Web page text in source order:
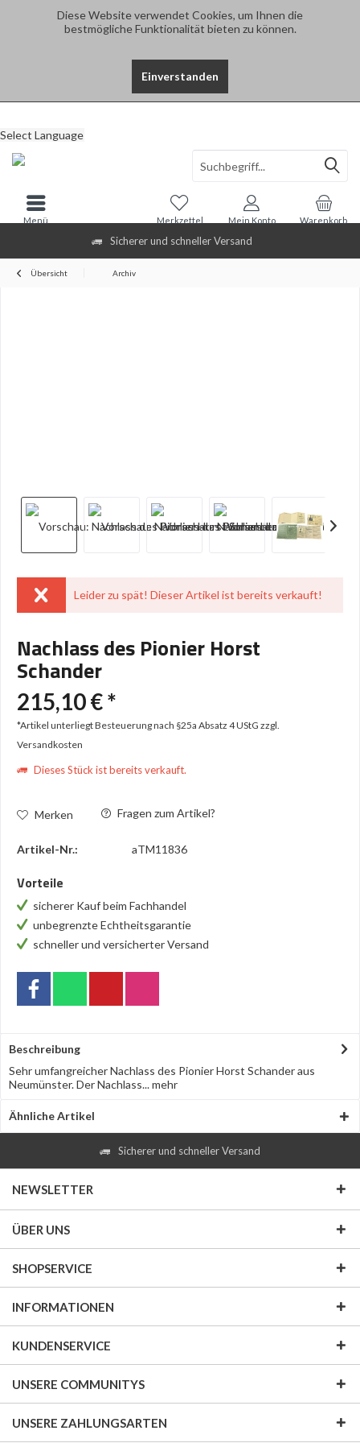
Diese Website verwendet Cookies, um Ihnen die
bestmögliche Funktionalität bieten zu können.
Einverstanden
Sicherer und schneller Versand
Select Language
Warenkorb
Merkzettel Mein Konto
Menü
Übersicht Archiv
Leider zu spät! Dieser Artikel ist bereits verkauft!
Nachlass des Pionier Horst
Schander
215,10 € *
*Artikel unterliegt Besteuerung nach §25a Absatz 4 UStG zzgl.
Versandkosten
Dieses Stück ist bereits verkauft.
Merken Fragen zum Artikel?
Artikel-Nr.: aTM11836
Vorteile
sicherer Kauf beim Fachhandel
unbegrenzte Echtheitsgarantie
schneller und versicherter Versand
Beschreibung
Sehr umfangreicher Nachlass des Pionier Horst Schander aus
Neumünster. Der Nachlass...mehr
Ähnliche Artikel
Sicherer und schneller Versand
NEWSLETTER
ÜBER UNS
SHOPSERVICE
INFORMATIONEN
KUNDENSERVICE
UNSERE COMMUNITYS
UNSERE ZAHLUNGSARTEN